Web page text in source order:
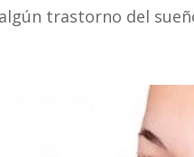
trastorno del